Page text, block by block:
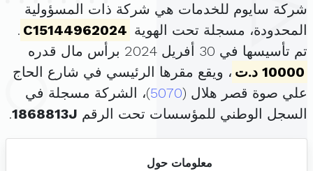
شركة سايوم للخدمات هي شركة ذات المسؤولية
المحدودة، مسجلة تحت الهوية C15144962024
.
تم تأسيسها في 30 أفريل 2024 برأس مال قدره
10000 د.ت
، ويقع مقرها الرئيسي في شارع الحاج
علي صوة قصر هلال (5070)، الشركة مسجلة في
السجل الوطني للمؤسسات تحت الرقم 1868813J
.
معلومات حول